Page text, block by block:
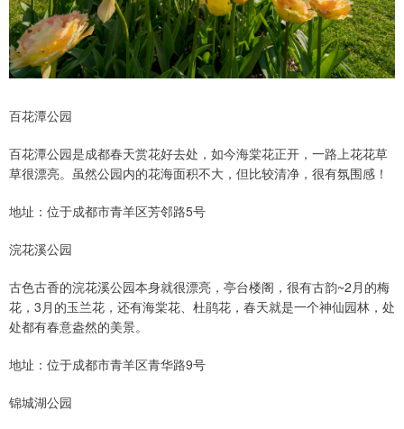
百花潭公园
百花潭公园是成都春天赏花好去处，如今海棠花正开，一路上花花草
草很漂亮。虽然公园内的花海面积不大，但比较清净，很有氛围感！
地址：位于成都市青羊区芳邻路5号
浣花溪公园
古色古香的浣花溪公园本身就很漂亮，亭台楼阁，很有古韵~2月的梅
花，3月的玉兰花，还有海棠花、杜鹃花，春天就是一个神仙园林，处
处都有春意盎然的美景。
地址：位于成都市青羊区青华路9号
锦城湖公园